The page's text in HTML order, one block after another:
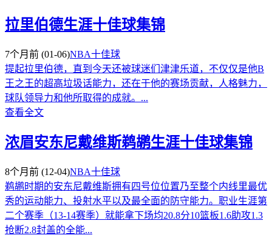
拉里伯德生涯十佳球集锦
7个月前 (01-06)NBA十佳球
提起拉里伯德，直到今天还被球迷们津津乐道，不仅仅是他B
王之王的超高垃圾话能力，还在于他的赛场贡献，人格魅力，
球队领导力和他所取得的成就。...
查看全文
浓眉安东尼戴维斯鹈鹕生涯十佳球集锦
8个月前 (12-04)NBA十佳球
鹈鹕时期的安东尼戴维斯拥有四号位位置乃至整个内线里最优
秀的运动能力、投射水平以及最全面的防守能力。职业生涯第
二个赛季（13-14赛季）就能拿下场均20.8分10篮板1.6助攻1.3
抢断2.8封盖的全能...